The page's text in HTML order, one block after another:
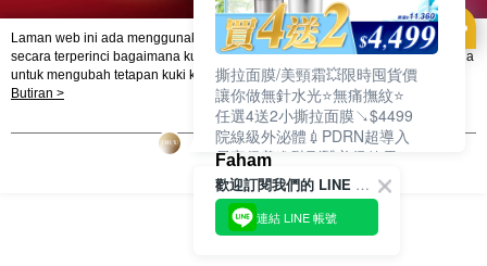
Laman web ini ada menggunakan kuki. Sekiranya anda ingin mengetahui
secara terperinci bagaimana kuki digunakan di laman web ini, dan bagaimana
untuk mengubah tetapan kuki komputer anda. Jika anda tidak mahu
menggunakan kuki di komputer anda, sila rujuk penerangan mengenai kuki.
Laman web ini ada menggunakan kuki. Sekiranya anda ingin
mengetahui secara terperinci bagaimana kuki digunakan di laman web ini,
dan bagaimana untuk mengubah tetapan kuki komputer anda. Jika anda tidak
mahu menggunakan kuki di komputer anda, sila rujuk penerangan mengenai
Butiran >
Faham
撕拉面膜/美頸霜💥限時囤貨價
讓你做無針水光⭐無痛撫紋⭐
任選4送2小撕拉面膜↘$4499
院線級外泌體💉PDRN超導入
居家保養進階到醫美級效果❗
歡迎訂閱我們的 LINE 官方帳號
連結 LINE 帳號